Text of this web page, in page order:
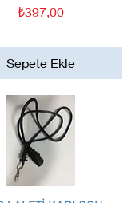
Fiyat
₺397,00
Sepete Ekle